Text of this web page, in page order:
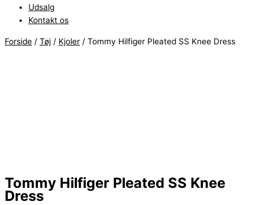
Udsalg
Kontakt os
Forside / Tøj / Kjoler / Tommy Hilfiger Pleated SS Knee Dress
Tommy Hilfiger Pleated SS Knee
Dress